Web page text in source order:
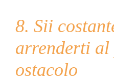
8. Sii
arrenderti al
ostacolo